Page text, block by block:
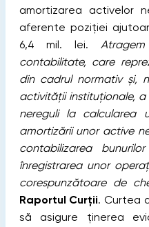
amortizarea activelor
aferente poziției
6,4 mil. lei.
contabilitate, care
din cadrul normativ și,
activității instituționale,
nereguli la calcularea
amortizării unor active
contabilizarea
înregistrarea unor
corespunzătoare de
Raportul Curții. Curtea
să asigure ținerea